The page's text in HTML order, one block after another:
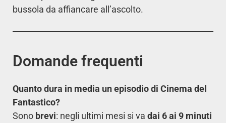
bussola da affiancare all’ascolto.
Domande frequenti
Quanto dura in media un episodio di Cinema del
Fantastico?
Sono brevi: negli ultimi mesi si va dai 6 ai 9 minuti